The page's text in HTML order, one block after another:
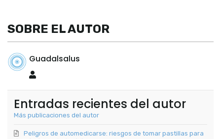
SOBRE EL AUTOR
Guadalsalus
Entradas recientes del autor
Más publicaciones del autor
Peligros de automedicarse: riesgos de tomar pastillas para